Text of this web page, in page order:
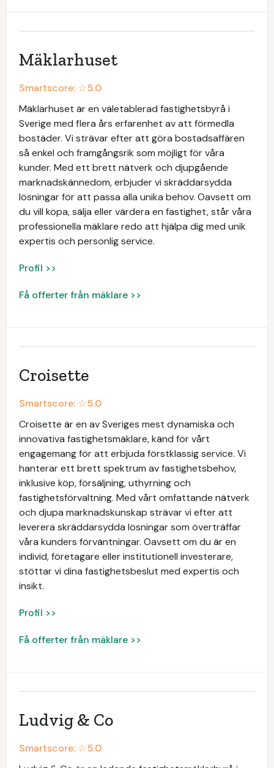
Mäklarhuset
Smartscore: ☆5.0
Mäklarhuset är en väletablerad fastighetsbyrå i
Sverige med flera års erfarenhet av att förmedla
bostäder. Vi strävar efter att göra bostadsaffären
så enkel och framgångsrik som möjligt för våra
kunder. Med ett brett nätverk och djupgående
marknadskännedom, erbjuder vi skräddarsydda
lösningar för att passa alla unika behov. Oavsett om
du vill köpa, sälja eller värdera en fastighet, står våra
professionella mäklare redo att hjälpa dig med unik
expertis och personlig service.
Profil >>
Få offerter från mäklare >>
Croisette
Smartscore: ☆5.0
Croisette är en av Sveriges mest dynamiska och
innovativa fastighetsmäklare, känd för vårt
engagemang för att erbjuda förstklassig service. Vi
hanterar ett brett spektrum av fastighetsbehov,
inklusive köp, försäljning, uthyrning och
fastighetsförvaltning. Med vårt omfattande nätverk
och djupa marknadskunskap strävar vi efter att
leverera skräddarsydda lösningar som överträffar
våra kunders förväntningar. Oavsett om du är en
individ, företagare eller institutionell investerare,
stöttar vi dina fastighetsbeslut med expertis och
insikt.
Profil >>
Få offerter från mäklare >>
Ludvig & Co
Smartscore: ☆5.0